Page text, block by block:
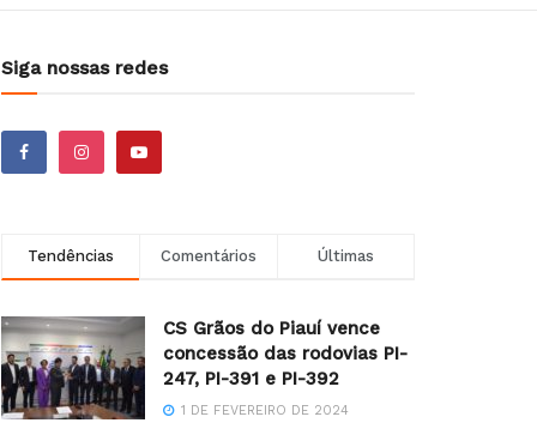
Siga nossas redes
Tendências Comentários Últimas
CS Grãos do Piauí vence
concessão das rodovias PI-
247, PI-391 e PI-392
1 DE FEVEREIRO DE 2024